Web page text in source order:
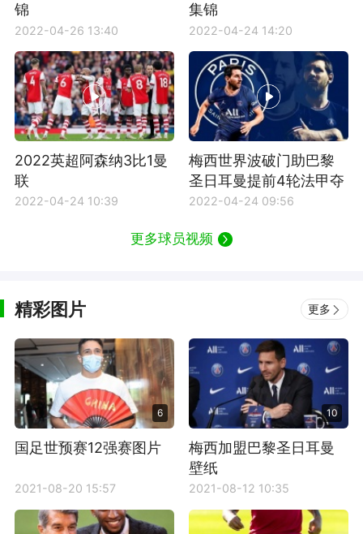
锦
2022-04-26 13:40
集锦
2022-04-24 14:20
2022英超阿森纳3比1曼
联
2022-04-24 10:39
梅西世界波破门助巴黎
圣日耳曼提前4轮法甲夺
冠
2022-04-24 09:56
更多球员视频
精彩图片 更多
6
国足世预赛12强赛图片
2021-08-20 15:57
10
梅西加盟巴黎圣日耳曼
壁纸
2021-08-12 10:35